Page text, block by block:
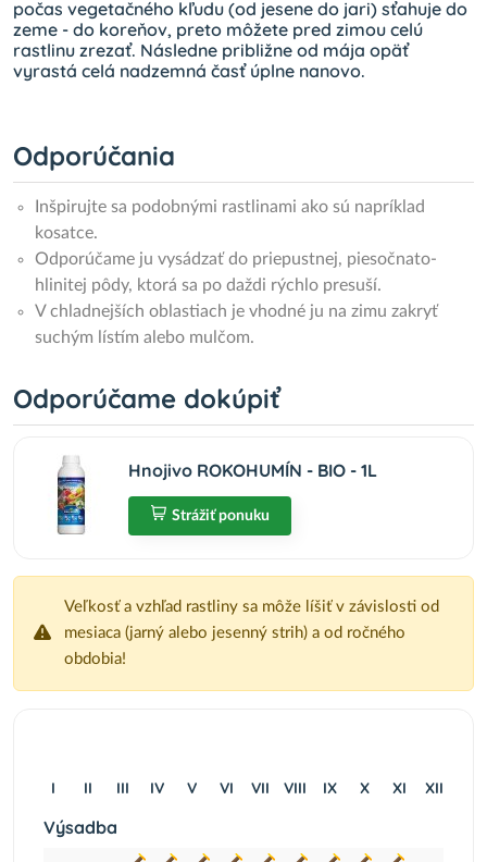
počas vegetačného kľudu (od jesene do jari) sťahuje do
zeme - do koreňov, preto môžete pred zimou celú
rastlinu zrezať. Následne približne od mája opäť
vyrastá celá nadzemná časť úplne nanovo.
Odporúčania
Inšpirujte sa podobnými rastlinami ako sú napríklad
kosatce.
Odporúčame ju vysádzať do priepustnej, piesočnato-
hlinitej pôdy, ktorá sa po daždi rýchlo presuší.
V chladnejších oblastiach je vhodné ju na zimu zakryť
suchým lístím alebo mulčom.
Odporúčame dokúpiť
Hnojivo ROKOHUMÍN - BIO - 1L
Strážiť ponuku
Veľkosť a vzhľad rastliny sa môže líšiť v závislosti od
mesiaca (jarný alebo jesenný strih) a od ročného
obdobia!
I II III IV V VI VII VIII IX X XI XII
Výsadba